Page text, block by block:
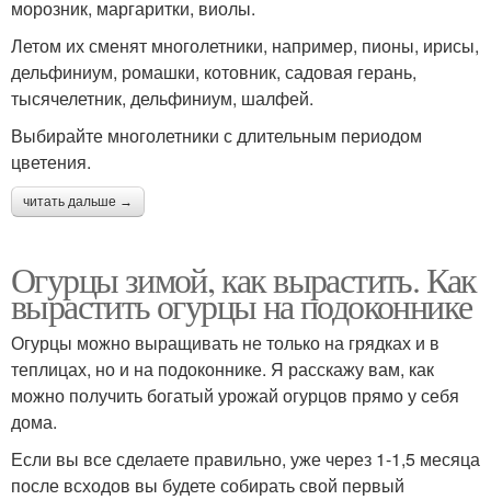
морозник, маргаритки, виолы.
Летом их сменят многолетники, например, пионы, ирисы,
дельфиниум, ромашки, котовник, садовая герань,
тысячелетник, дельфиниум, шалфей.
Выбирайте многолетники с длительным периодом
цветения.
читать дальше →
Огурцы зимой, как вырастить. Как
вырастить огурцы на подоконнике
Огурцы можно выращивать не только на грядках и в
теплицах, но и на подоконнике. Я расскажу вам, как
можно получить богатый урожай огурцов прямо у себя
дома.
Если вы все сделаете правильно, уже через 1-1,5 месяца
после всходов вы будете собирать свой первый